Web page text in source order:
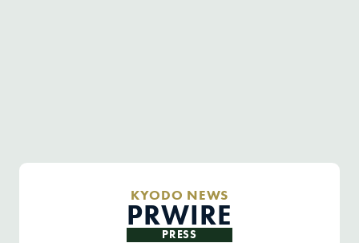
KYODO NEWS
PRWIRE
PRESS